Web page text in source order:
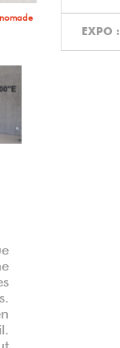
Bohu
EXPO :